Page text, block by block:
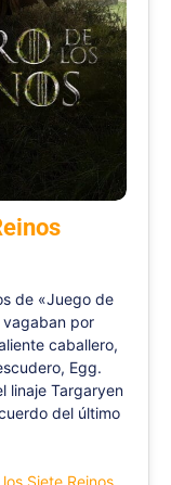
de «Juego de
vagaban por
caballero,
Egg.
linaje Targaryen
del último